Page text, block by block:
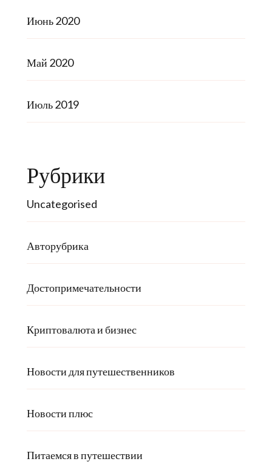
Июнь 2020
Май 2020
Июль 2019
Рубрики
Uncategorised
Авторубрика
Достопримечательности
Криптовалюта и бизнес
Новости для путешественников
Новости плюс
Питаемся в путешествии